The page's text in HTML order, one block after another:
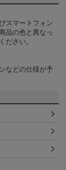
スマートフォン
品の色と異なっ
ださい。
などの仕様が予